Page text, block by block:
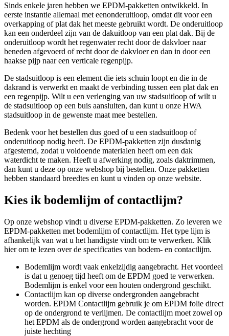
Sinds enkele jaren hebben we EPDM-pakketten ontwikkeld. In
eerste instantie allemaal met eenonderuitloop, omdat dit voor een
overkapping of plat dak het meeste gebruikt wordt. De onderuitloop
kan een onderdeel zijn van de dakuitloop van een plat dak. Bij de
onderuitloop wordt het regenwater recht door de dakvloer naar
beneden afgevoerd of recht door de dakvloer en dan in door een
haakse pijp naar een verticale regenpijp.
De stadsuitloop is een element die iets schuin loopt en die in de
dakrand is verwerkt en maakt de verbinding tussen een plat dak en
een regenpijp. Wilt u een verlenging van uw stadsuitloop of wilt u
de stadsuitloop op een buis aansluiten, dan kunt u onze HWA
stadsuitloop in de gewenste maat mee bestellen.
Bedenk voor het bestellen dus goed of u een stadsuitloop of
onderuitloop nodig heeft. De EPDM-pakketten zijn dusdanig
afgestemd, zodat u voldoende materialen heeft om een dak
waterdicht te maken. Heeft u afwerking nodig, zoals daktrimmen,
dan kunt u deze op onze webshop bij bestellen. Onze pakketten
hebben standaard breedtes en kunt u vinden op onze website.
Kies ik bodemlijm of contactlijm?
Op onze webshop vindt u diverse EPDM-pakketten. Zo leveren we
EPDM-pakketten met bodemlijm of contactlijm. Het type lijm is
afhankelijk van wat u het handigste vindt om te verwerken. Klik
hier om te lezen over de specificaties van bodem- en contactlijm.
​Bodemlijm wordt vaak enkelzijdig aangebracht. Het voordeel
is dat u genoeg tijd heeft om de EPDM goed te verwerken.
Bodemlijm is enkel voor een houten ondergrond geschikt.
Contactlijm kan op diverse ondergronden aangebracht
worden. EPDM Contactlijm gebruik je om EPDM folie direct
op de ondergrond te verlijmen. De contactlijm moet zowel op
het EPDM als de ondergrond worden aangebracht voor de
juiste hechting